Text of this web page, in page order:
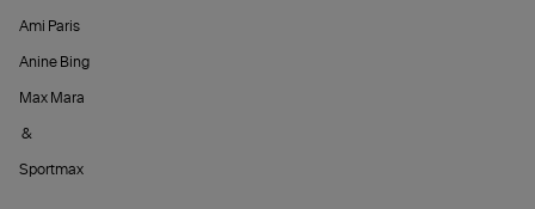
Ami Paris
Anine Bing
Max Mara
&
Sportmax